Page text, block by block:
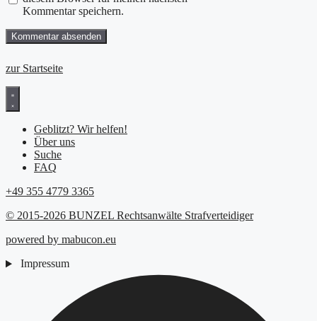
Kommentar speichern.
zur Startseite
Geblitzt? Wir helfen!
Über uns
Suche
FAQ
+49 355 4779 3365
© 2015-2026 BUNZEL Rechtsanwälte Strafverteidiger
powered by mabucon.eu
Impressum